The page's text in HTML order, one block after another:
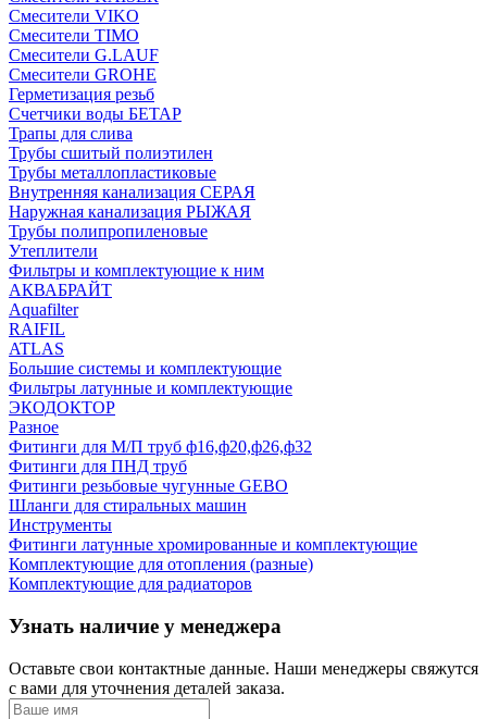
Смесители VIKO
Смесители TIMO
Смесители G.LAUF
Смесители GROHE
Герметизация резьб
Счетчики воды БЕТАР
Трапы для слива
Трубы сшитый полиэтилен
Трубы металлопластиковые
Внутренняя канализация СЕРАЯ
Наружная канализация РЫЖАЯ
Трубы полипропиленовые
Утеплители
Фильтры и комплектующие к ним
АКВАБРАЙТ
Aquafilter
RAIFIL
ATLAS
Большие системы и комплектующие
Фильтры латунные и комплектующие
ЭКОДОКТОР
Разное
Фитинги для М/П труб ф16,ф20,ф26,ф32
Фитинги для ПНД труб
Фитинги резьбовые чугунные GEBO
Шланги для стиральных машин
Инструменты
Фитинги латунные хромированные и комплектующие
Комплектующие для отопления (разные)
Комплектующие для радиаторов
Узнать наличие у менеджера
Оставьте свои контактные данные. Наши менеджеры свяжутся
с вами для уточнения деталей заказа.